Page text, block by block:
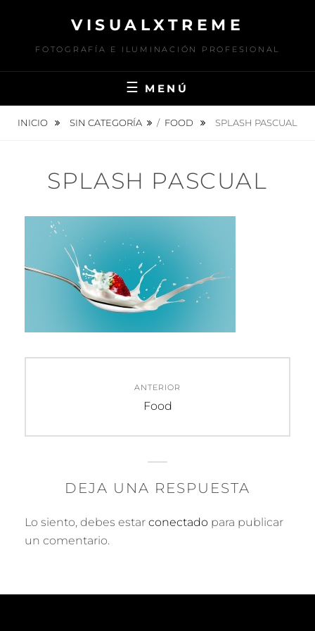
contenido
VISUALXTREME
FOTOGRAFÍA E ILUMINACIÓN PROFESIONAL
MENÚ
INICIO SIN CATEGORÍA / FOOD SPLASH PASCUAL
SPLASH PASCUAL
entradas
ANTERIOR
Entrada
Food
DEJA UNA RESPUESTA
Lo siento, debes estar conectado para publicar
un comentario.